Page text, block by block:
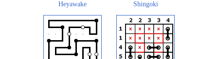
Heyawake Shingoki